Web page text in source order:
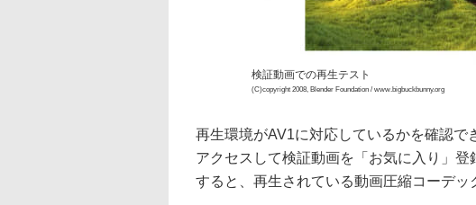
検証動画での再生テスト
(C)copyright 2008, Blender Foundation / www.bigbuckbunny.org
再生環境がAV1に対応しているかを確認で
アクセスして検証動画を「お気に入り」
すると、再生されている動画圧縮コーデッ